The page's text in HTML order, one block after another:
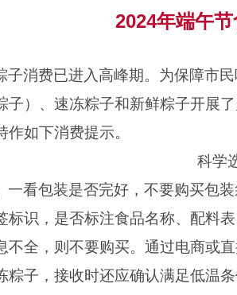
2024年端午
子消费已进入高峰期。为保障市
子）、速冻粽子和新鲜粽子开展
如下消费提示。
科学
一看包装是否完好，不要购买包
标识，是否标注食品名称、配料
不全，则不要购买。通过电商或
粽子，接收时还应确认满足低温条